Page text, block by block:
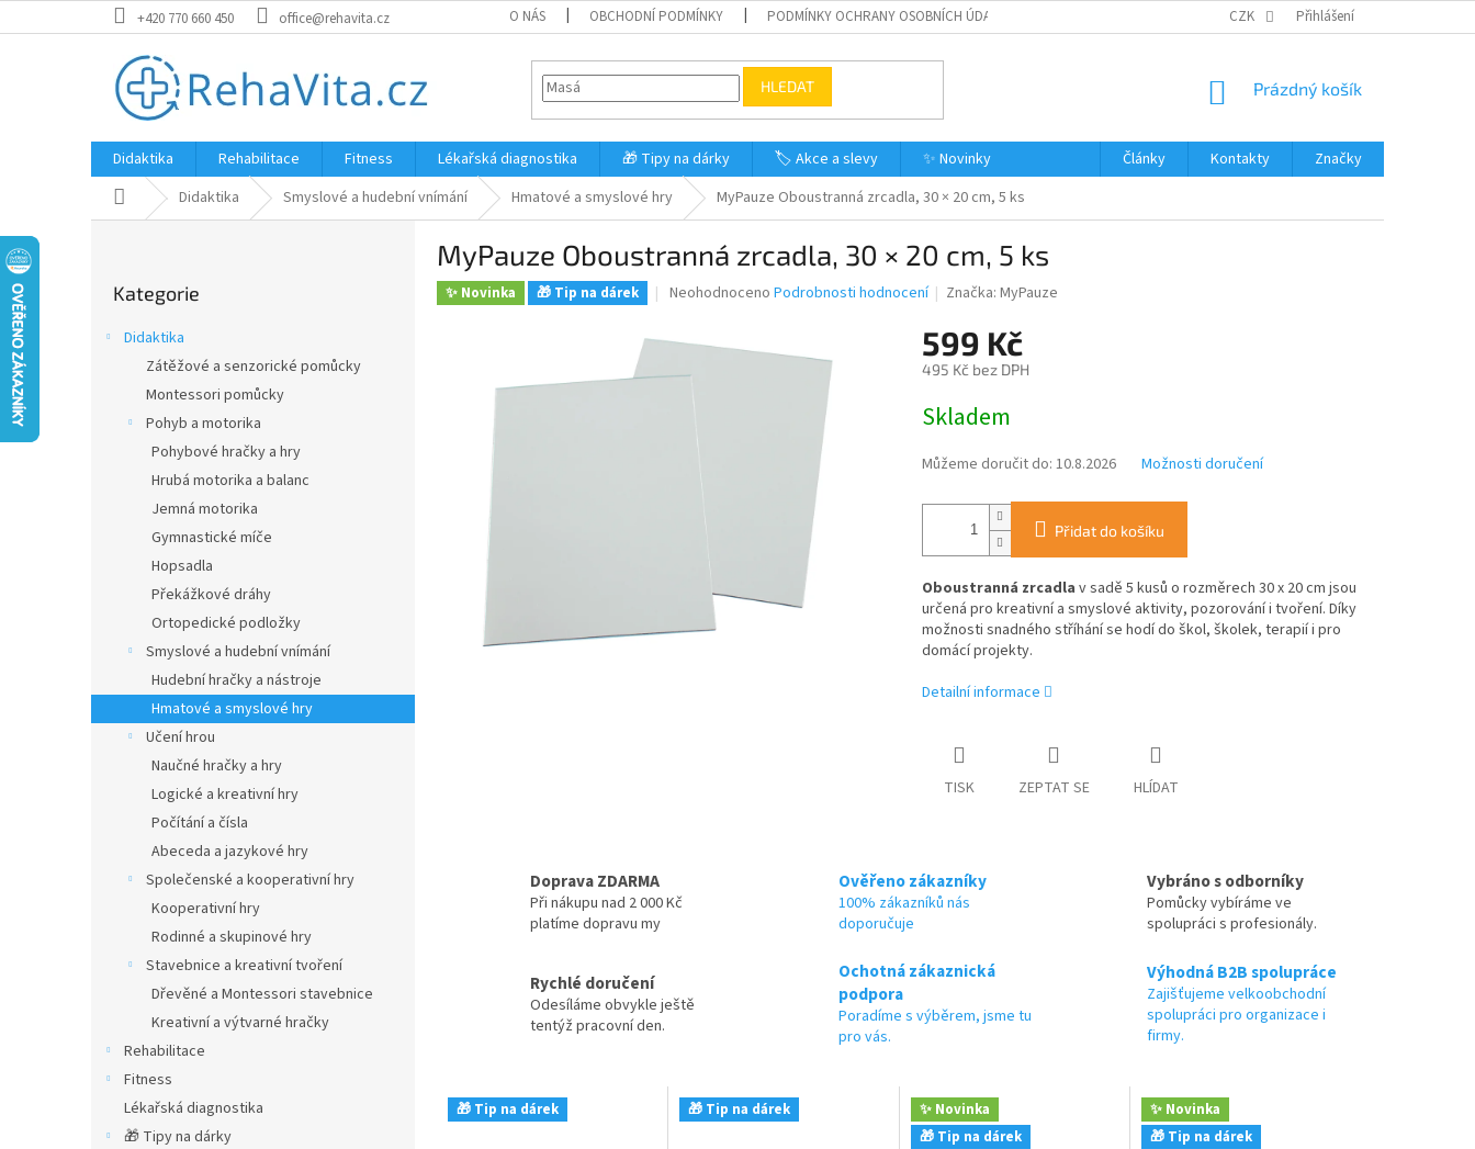
na
+420 770 660 450 office@rehavita.cz O NÁS OBCHODNÍ PODMÍNKY PODMÍNKY OCHRANY OSOBNÍCH ÚDAJŮ VRÁCENÍ ZBOŽÍ DOPRAVA A PLATBA
CZK Přihlášení
HLEDAT
NÁKUPNÍ
Prázdný košík
Didaktika Rehabilitace Fitness Lékařská diagnostika 🎁 Tipy na dárky 🏷️ Akce a slevy ✨ Novinky Články Kontakty
Značky
Domů Didaktika Smyslové a hudební vnímání Hmatové a smyslové hry MyPauze Oboustranná zrcadla, 30 × 20 cm, 5 ks
kategorie
Kategorie
Didaktika
Zátěžové a senzorické pomůcky
Montessori pomůcky
Pohyb a motorika
Pohybové hračky a hry
Hrubá motorika a balanc
Jemná motorika
Gymnastické míče
Hopsadla
Překážkové dráhy
Ortopedické podložky
Smyslové a hudební vnímání
Hudební hračky a nástroje
Hmatové a smyslové hry
Učení hrou
Naučné hračky a hry
Logické a kreativní hry
Počítání a čísla
Abeceda a jazykové hry
Společenské a kooperativní hry
Kooperativní hry
Rodinné a skupinové hry
Stavebnice a kreativní tvoření
Dřevěné a Montessori stavebnice
Kreativní a výtvarné hračky
Rehabilitace
Fitness
Lékařská diagnostika
🎁 Tipy na dárky
MyPauze Oboustranná zrcadla, 30 × 20 cm, 5 ks
✨ Novinka 🎁 Tip na dárek
Průměrné
0,0
Neohodnoceno Podrobnosti hodnocení Značka:MyPauze
599 Kč
495 Kč bez DPH
cena:
Skladem
Můžeme doručit do: 10.8.2026 Možnosti doručení
Přidat do košíku
Oboustranná zrcadla v sadě 5 kusů o rozměrech 30 x 20 cm jsou
určená pro kreativní a smyslové aktivity, pozorování i tvoření. Díky
možnosti snadného stříhání se hodí do škol, školek, terapií i pro
domácí projekty.
Detailní informace
TISK ZEPTAT SE HLÍDAT
Doprava ZDARMA
Při nákupu nad 2 000 Kč
platíme dopravu my
Ověřeno zákazníky
100% zákazníků nás
doporučuje
Vybráno s odborníky
Pomůcky vybíráme ve
spolupráci s profesionály.
Rychlé doručení
Odesíláme obvykle ještě
tentýž pracovní den.
Ochotná zákaznická
podpora
Poradíme s výběrem, jsme tu
pro vás.
Výhodná B2B spolupráce
Zajišťujeme velkoobchodní
spolupráci pro organizace i
firmy.
🎁 Tip na dárek 🎁 Tip na dárek
✨ Novinka
🎁 Tip na dárek
✨ Novinka
🎁 Tip na dárek